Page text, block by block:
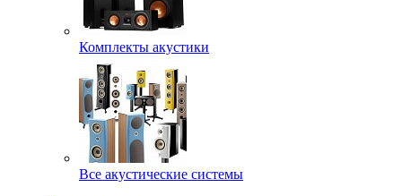
Комплекты акустики
Все акустические системы